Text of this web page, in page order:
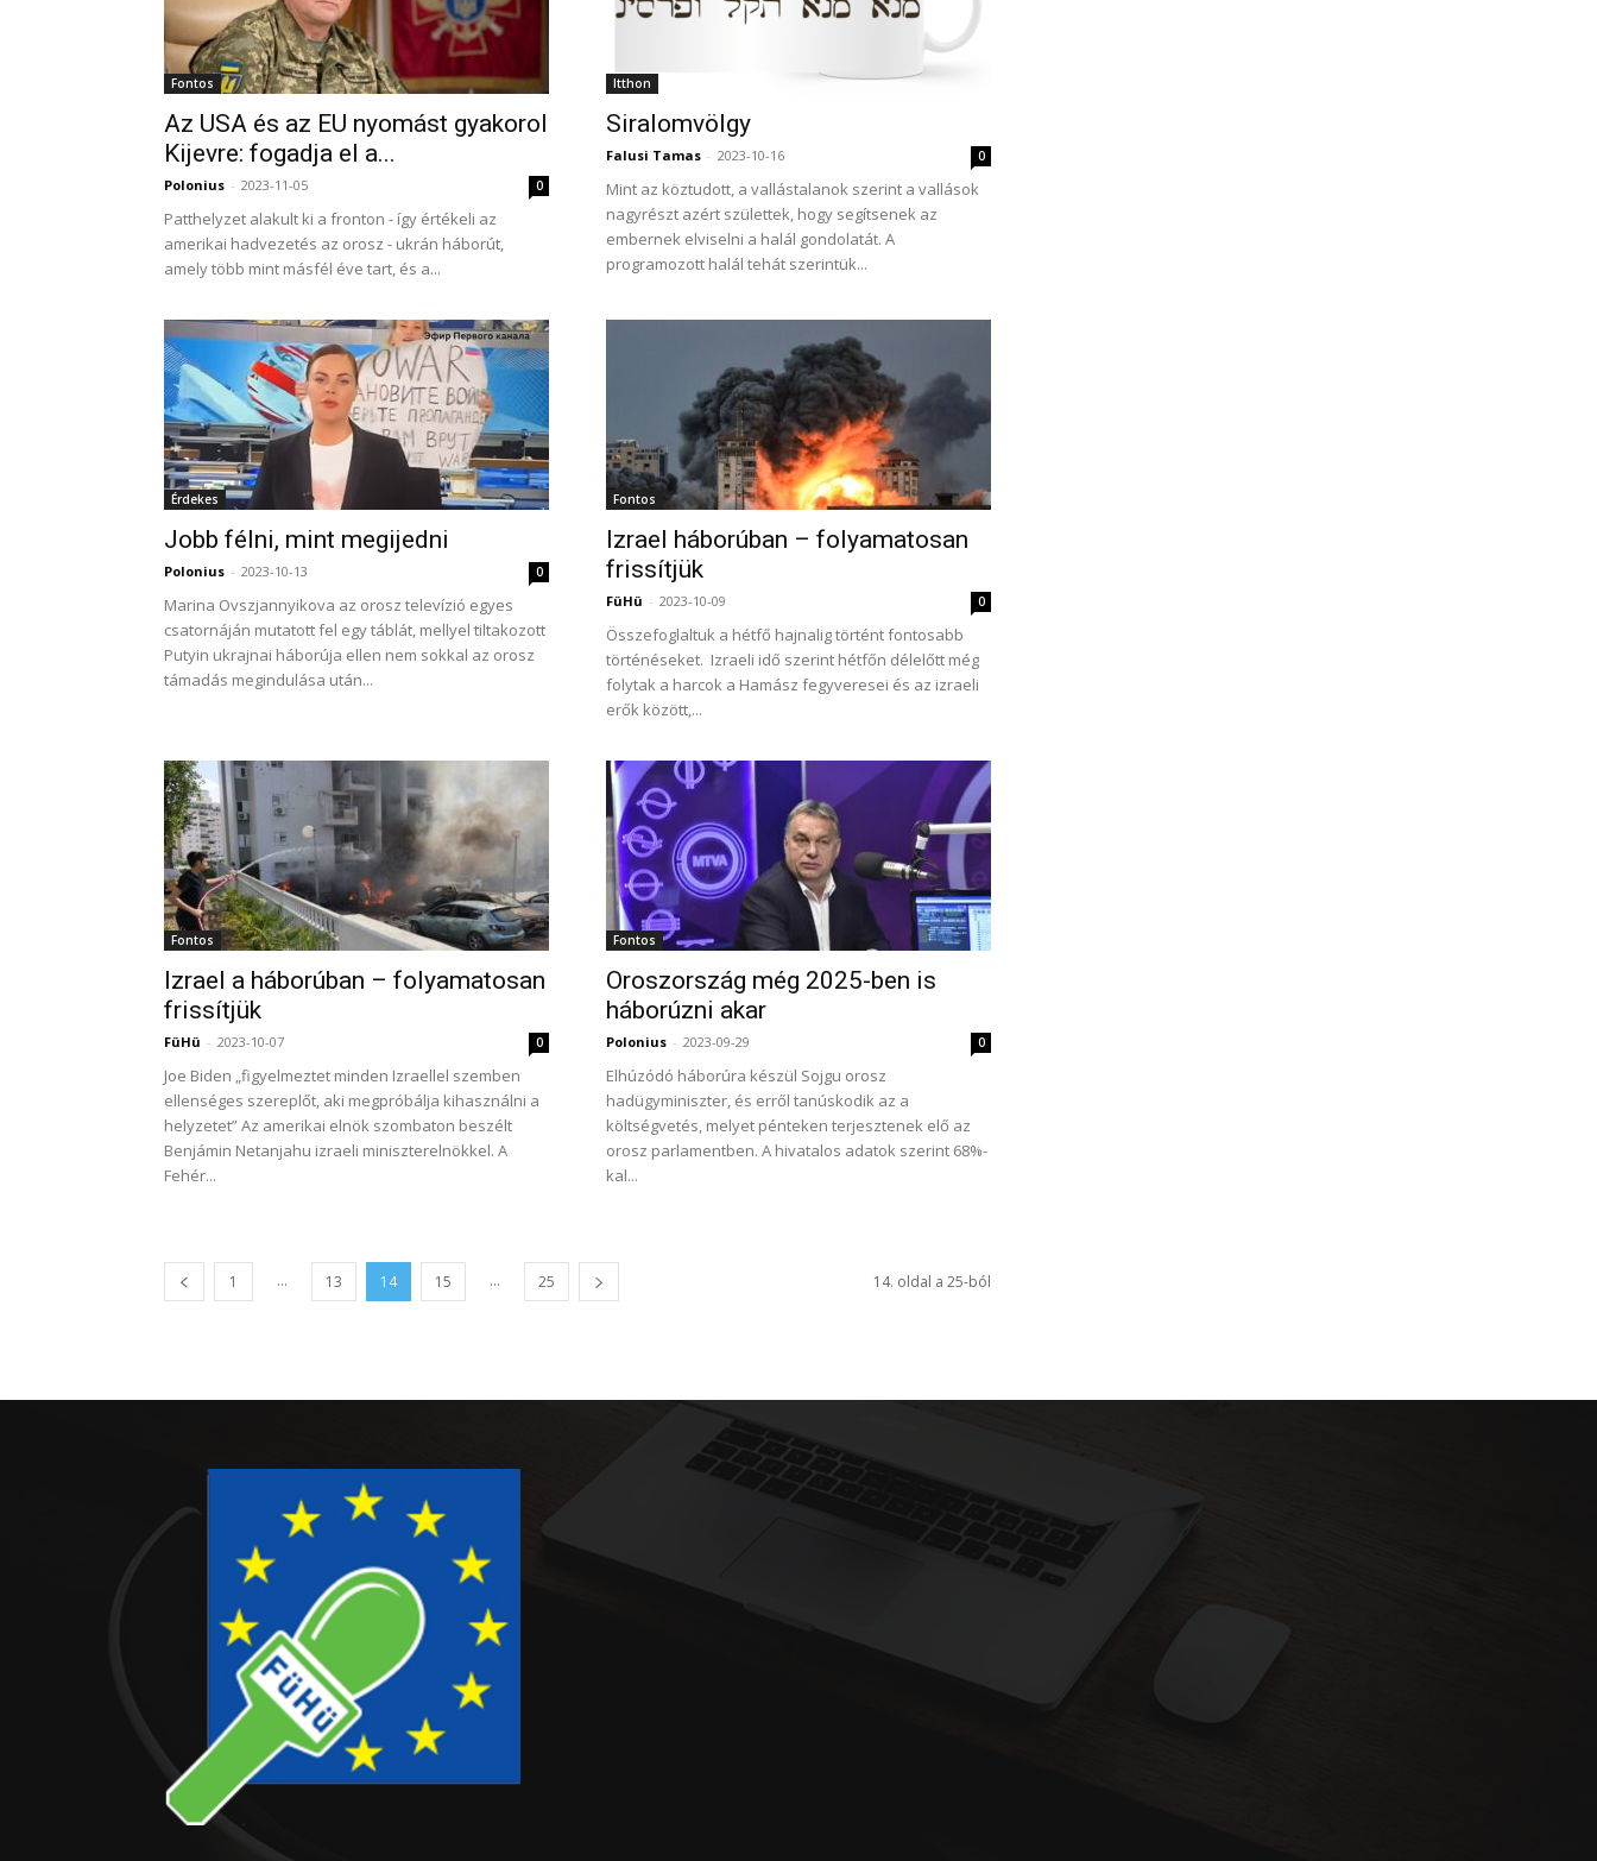
Fontos
Az USA és az EU nyomást gyakorol
Kijevre: fogadja el a...
Polonius - 2023-11-05 0
Patthelyzet alakult ki a fronton - így értékeli az
amerikai hadvezetés az orosz - ukrán háborút,
amely több mint másfél éve tart, és a...
Itthon
Siralomvölgy
Falusi Tamas - 2023-10-16 0
Mint az köztudott, a vallástalanok szerint a vallások
nagyrészt azért születtek, hogy segítsenek az
embernek elviselni a halál gondolatát. A
programozott halál tehát szerintük...
Érdekes
Jobb félni, mint megijedni
Polonius - 2023-10-13 0
Marina Ovszjannyikova az orosz televízió egyes
csatornáján mutatott fel egy táblát, mellyel tiltakozott
Putyin ukrajnai háborúja ellen nem sokkal az orosz
támadás megindulása után...
Fontos
Izrael háborúban – folyamatosan
frissítjük
FüHü - 2023-10-09 0
Összefoglaltuk a hétfő hajnalig történt fontosabb
történéseket. Izraeli idő szerint hétfőn délelőtt még
folytak a harcok a Hamász fegyveresei és az izraeli
erők között,...
Fontos
Izrael a háborúban – folyamatosan
frissítjük
FüHü - 2023-10-07 0
Joe Biden „figyelmeztet minden Izraellel szemben
ellenséges szereplőt, aki megpróbálja kihasználni a
helyzetet” Az amerikai elnök szombaton beszélt
Benjámin Netanjahu izraeli miniszterelnökkel. A
Fehér...
Fontos
Oroszország még 2025-ben is
háborúzni akar
Polonius - 2023-09-29 0
Elhúzódó háborúra készül Sojgu orosz
hadügyminiszter, és erről tanúskodik az a
költségvetés, melyet pénteken terjesztenek elő az
orosz parlamentben. A hivatalos adatok szerint 68%-
kal...
1 ... 13 14 15 ... 25 14. oldal a 25-ból